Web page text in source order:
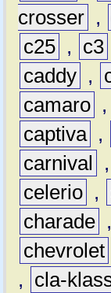
crosser ,
c25 , c3
caddy ,
camaro ,
captiva
,
carnival
,
celerio ,
charade ,
chevrolet
,
cla-